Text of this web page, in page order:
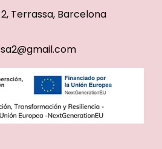
Terrassa, Barcelona